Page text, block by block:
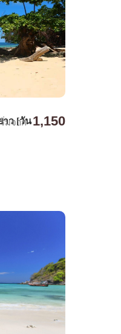
าว [วัน
ริ่มจาก 1,150